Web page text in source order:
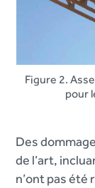
Figure 2.
pour
Des
de l’art,
n’ont pas